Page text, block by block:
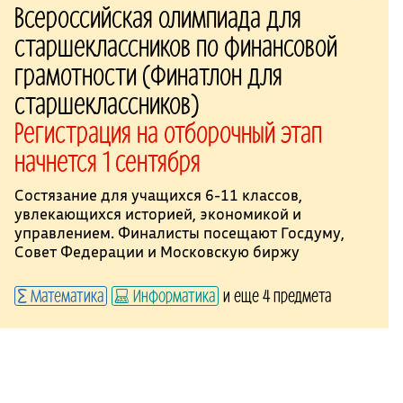
Всероссийская олимпиада для
старшеклассников по финансовой
грамотности (Финатлон для
старшеклассников)
Регистрация на отборочный этап
начнется 1 сентября
Состязание для учащихся 6-11 классов,
увлекающихся историей, экономикой и
управлением. Финалисты посещают Госдуму,
Совет Федерации и Московскую биржу
Математика Информатика и еще 4 предмета